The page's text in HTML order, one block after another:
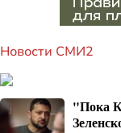
Новости СМИ2
"Пока